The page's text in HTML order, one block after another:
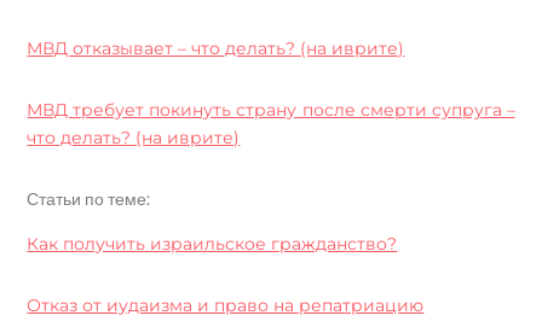
МВД отказывает – что делать? (на иврите)
МВД требует покинуть страну после смерти супруга –
что делать? (на иврите)
Статьи по теме:
Как получить израильское гражданство?
Отказ от иудаизма и право на репатриацию